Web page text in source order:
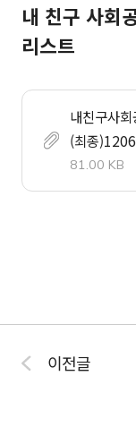
내 친구 사회
리스트
내친구사
(최종
81.00 KB
이전글